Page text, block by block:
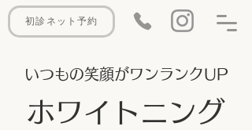
初診ネット予約
​いつもの笑顔がワンランクUP
ホワイトニング